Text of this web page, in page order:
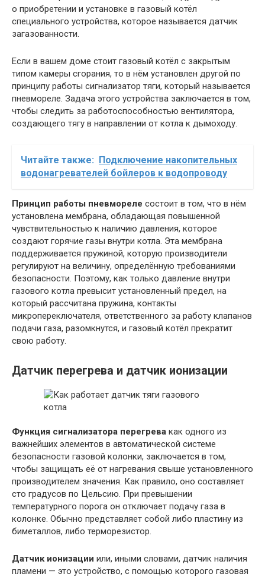
о приобретении и установке в газовый котёл
специального устройства, которое называется датчик
загазованности.
Если в вашем доме стоит газовый котёл с закрытым
типом камеры сгорания, то в нём установлен другой по
принципу работы сигнализатор тяги, который называется
пневмореле. Задача этого устройства заключается в том,
чтобы следить за работоспособностью вентилятора,
создающего тягу в направлении от котла к дымоходу.
Читайте также: Подключение накопительных
водонагревателей бойлеров к водопроводу
Принцип работы пневмореле состоит в том, что в нём
установлена мембрана, обладающая повышенной
чувствительностью к наличию давления, которое
создают горячие газы внутри котла. Эта мембрана
поддерживается пружиной, которую производители
регулируют на величину, определённую требованиями
безопасности. Поэтому, как только давление внутри
газового котла превысит установленный предел, на
который рассчитана пружина, контакты
микропереключателя, ответственного за работу клапанов
подачи газа, разомкнутся, и газовый котёл прекратит
свою работу.
Датчик перегрева и датчик ионизации
Функция сигнализатора перегрева как одного из
важнейших элементов в автоматической системе
безопасности газовой колонки, заключается в том,
чтобы защищать её от нагревания свыше установленного
производителем значения. Как правило, оно составляет
сто градусов по Цельсию. При превышении
температурного порога он отключает подачу газа в
колонке. Обычно представляет собой либо пластину из
биметаллов, либо терморезистор.
Датчик ионизации или, иными словами, датчик наличия
пламени — это устройство, с помощью которого газовая